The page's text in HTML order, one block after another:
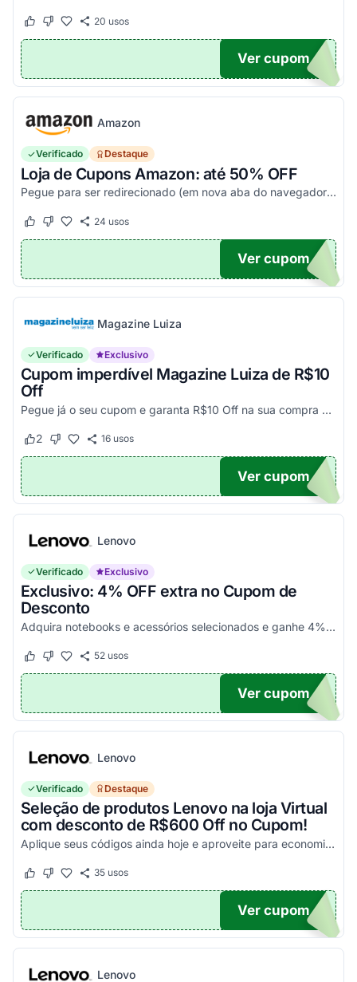
Este cupom funcionou
Este cupom não funcionou
20 usos
20
Ver cupom
Amazon
Verificado Destaque
Loja de Cupons Amazon: até 50% OFF
Pegue para ser redirecionado (em nova aba do navegador) e acesse todos os cupons disponíveis da Amazon Brasil. Aproveite para economizar nesse link. Corra e garanta já o seu descon...
Este cupom funcionou
Este cupom não funcionou
24 usos
TICO
Ver cupom
Magazine Luiza
Verificado Exclusivo
Cupom imperdível Magazine Luiza de R$10
Off
Pegue já o seu cupom e garanta R$10 Off na sua compra acima de R$500,00
Este cupom funcionou
2 Este cupom não funcionou
16usos
UPOM
Ver cupom
Lenovo
Verificado Exclusivo
Exclusivo: 4% OFF extra no Cupom de
Desconto
Adquira notebooks e acessórios selecionados e ganhe 4% de desconto com esse voucher Lenovo. E ganhe mais 10% pagando à vista. Código promocional aplicável por tempo limitado. Aprov...
Este cupom funcionou
Este cupom não funcionou
52usos
POM5
Ver cupom
Lenovo
Verificado Destaque
Seleção de produtos Lenovo na loja Virtual
com desconto de R$600 Off no Cupom!
Aplique seus códigos ainda hoje e aproveite para economizar em todas as suas compras online nesta lista!
Este cupom funcionou
Este cupom não funcionou
35usos
WEEK
Ver cupom
Lenovo